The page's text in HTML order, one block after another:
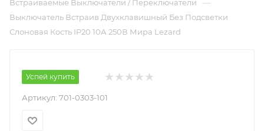
Встраиваемые Выключатели / Переключатели —
Выключатель Встраив Двухклавишный Без Подсветки
Слоновая Кость IP20 10А 250В Мира Lezard
Успей купить
Артикул: 701-0303-101